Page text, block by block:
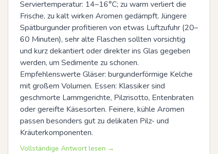
Serviertemperatur: 14–16°C; zu warm verliert die
Frische, zu kalt wirken Aromen gedämpft. Jüngere
Spätburgunder profitieren von etwas Luftzufuhr (20–
60 Minuten), sehr alte Flaschen sollten vorsichtig
und kurz dekantiert oder direkter ins Glas gegeben
werden, um Sedimente zu schonen.
Empfehlenswerte Gläser: burgunderförmige Kelche
mit großem Volumen. Essen: Klassiker sind
geschmorte Lammgerichte, Pilzrisotto, Entenbraten
oder gereifte Käsesorten. Feinere, kühle Aromen
passen besonders gut zu delikaten Pilz- und
Kräuterkomponenten.
Vollständige Antwort lesen →